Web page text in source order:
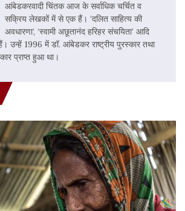
आंबेडकरवादी चिंतक आज के सर्वाधिक चर्चित व
सक्रिय लेखकों में से एक हैं। ‘दलित साहित्य की
अवधारणा’, ‘स्वामी अछूतानंद हरिहर संचयिता’ आदि
उन्हें 1996 में डॉ. आंबेडकर राष्ट्रीय पुरस्कार तथा
प्राप्त हुआ था।